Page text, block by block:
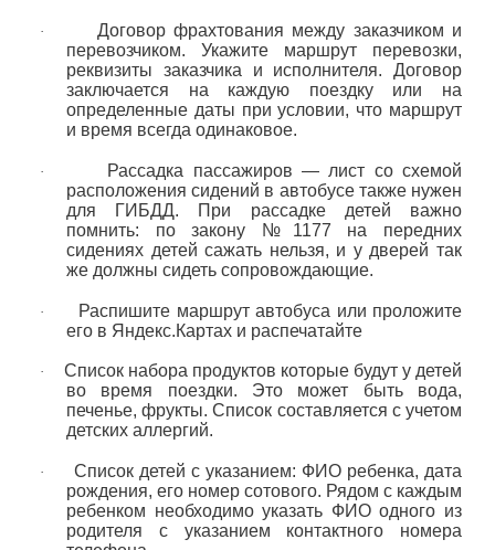
·
Договор фрахтования между заказчиком и
перевозчиком. Укажите маршрут перевозки,
реквизиты заказчика и исполнителя. Договор
заключается на каждую поездку или на
определенные даты при условии, что маршрут
и время всегда одинаковое.
·
Рассадка пассажиров — лист со схемой
расположения сидений в автобусе также нужен
для ГИБДД. При рассадке детей важно
помнить: по закону №1177 на передних
сидениях детей сажать нельзя, и у дверей так
же должны сидеть сопровождающие.
·
Распишите маршрут автобуса или проложите
его в Яндекс.Картах и распечатайте
·
Список набора продуктов которые будут у детей
во время поездки. Это может быть вода,
печенье, фрукты. Список составляется с учетом
детских аллергий.
·
Список детей с указанием: ФИО ребенка, дата
рождения, его номер сотового. Рядом с каждым
ребенком необходимо указать ФИО одного из
родителя с указанием контактного номера